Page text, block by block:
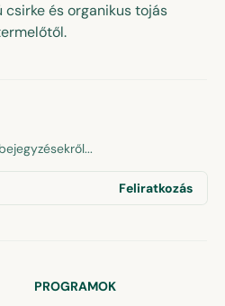
és organikus tojás
Feliratkozás
PROGRAMOK